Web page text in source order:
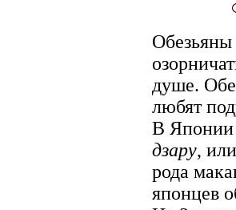
Обезьяны
душе.
любят
В Японии
дзару, или
рода
японцев